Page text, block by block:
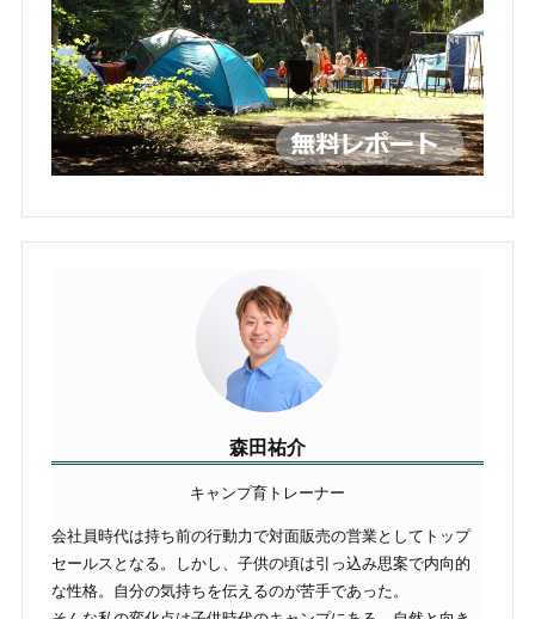
森田祐介
キャンプ育トレーナー
会社員時代は持ち前の行動力で対面販売の営業としてトップ
セールスとなる。しかし、子供の頃は引っ込み思案で内向的
な性格。自分の気持ちを伝えるのが苦手であった。